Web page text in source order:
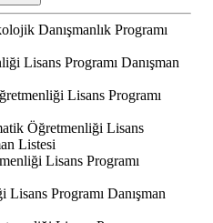
Danışmanlık Programı
Lisans Programı Danışman
Lisans Programı
Öğretmenliği Lisans
Listesi
Lisans Programı
Lisans Programı Danışman